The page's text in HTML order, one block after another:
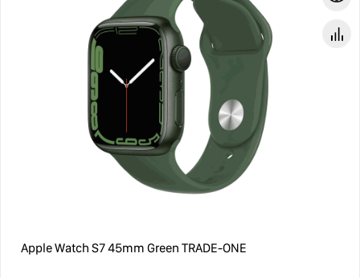
Apple Watch S7 45mm Green TRADE-ONE